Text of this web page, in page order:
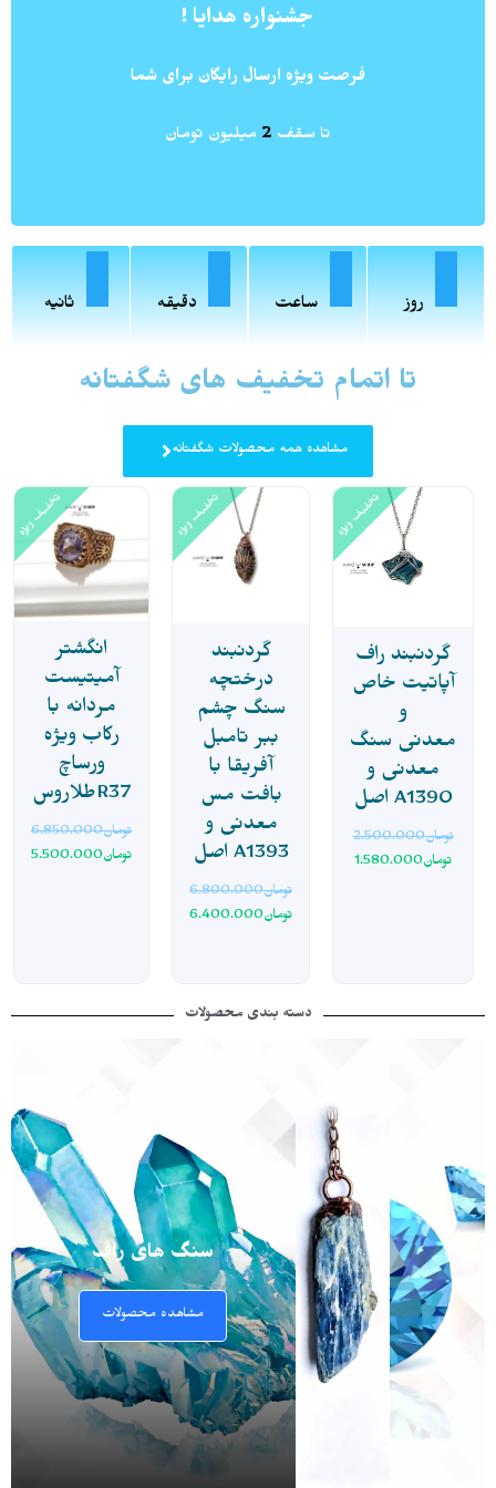
شاید بودن تو در اینجا اتفاقی نیست ! شاید حالا
مشاهده مطلب
جشنواره هدایا !
فرصت ویژه ارسال رایگان برای شما
تا سقف 2میلیون تومان
روز ساعت دقیقه ثانیه
تا اتمام تخفیف های شگفتانه
مشاهده همه محصولات شگفتانه
تخفیف ویژه
گردنبند راف
آپاتیت خاص
و
معدنی سنگ
معدنی و
اصل A1390
تومان2.500.000
تومان1.580.000
تخفیف ویژه
گردنبند
درختچه
سنگ چشم
ببر تامبل
آفریقا با
بافت مس
معدنی و
اصل A1393
تومان6.800.000
تومان6.400.000
تخفیف ویژه
انگشتر
آمیتیست
مردانه با
رکاب ویژه
ورساچ
طلاروسR37
تومان6.850.000
تومان5.500.000
دسته بندی محصولات
سنگ های راف
مشاهده محصولات